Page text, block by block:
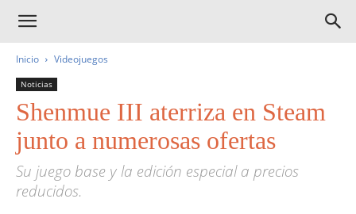
Inicio Videojuegos
Noticias
Shenmue III aterriza en Steam
junto a numerosas ofertas
Su juego base y la edición especial a precios
reducidos.